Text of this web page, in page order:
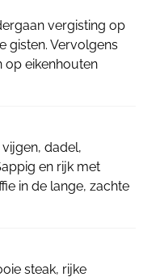
vergisting op
gisten. Vervolgens
op eikenhouten
dadel,
en rijk met
in de lange, zachte
steak, rijke